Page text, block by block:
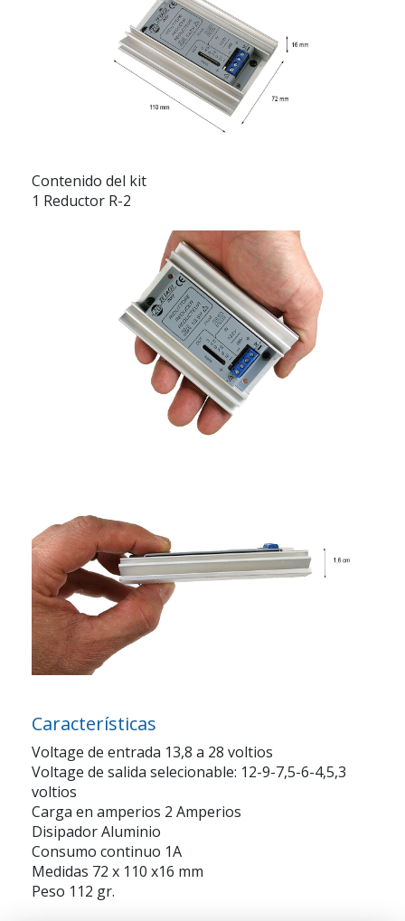
Contenido del kit
1 Reductor R-2
Características
Voltage de entrada 13,8 a 28 voltios
Voltage de salida selecionable: 12-9-7,5-6-4,5,3
voltios
Carga en amperios 2 Amperios
Disipador Aluminio
Consumo continuo 1A
Medidas 72 x 110 x16 mm
Peso 112 gr.